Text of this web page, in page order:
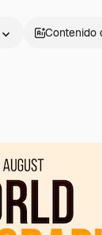
Contenido